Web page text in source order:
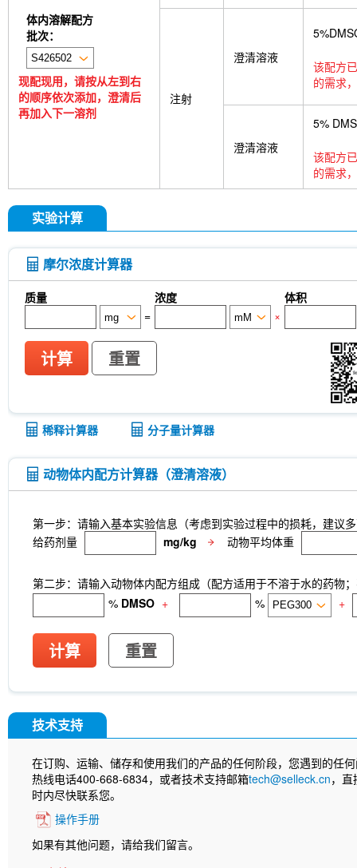
mAb) [G24G18]
X5050
ITCH Antibody
Junctional Adhesion Molecule 1/JAM-A
COUP-TFII Antibody (Rabbit
MTCO2 Antibody (Rabbit mAb)
[N13F4]
Rupintrivir
CTR1 Antibody (Rabbit mAb) [A18L7]
FITC
Netrin 1 Antibody (Rabbit mAb) [B4C16]
Receptorα Antibody (Rabbit mAb) [H18K23]
体内溶解配方
批次：
现配现用，请按从左到右
的顺序依次添加，澄清后
再加入下一溶剂
注射
澄清溶液
该配方
的需求
澄清溶液
5%
该配方
的需求
实验计算
摩尔浓度计算器
质量 浓度
体积
=
×
计算 重置
稀释计算器 分子量计算器
动物体内配方计算器（澄清溶液）
第一步：请输入基本实验信息（考虑到实验过程中的损耗，建议
给药剂量
mg/kg 动物平均体重
第二步：请输入动物体内配方组成（配方适用于不溶于水的药物
% DMSO + % +
计算 重置
技术支持
在订购、运输、储存和使用我们的产品的任何阶段，您遇到的任
热线电话400-668-6834，或者技术支持邮箱tech@selleck.cn，
时内尽快联系您。
操作手册
如果有其他问题，请给我们留言。